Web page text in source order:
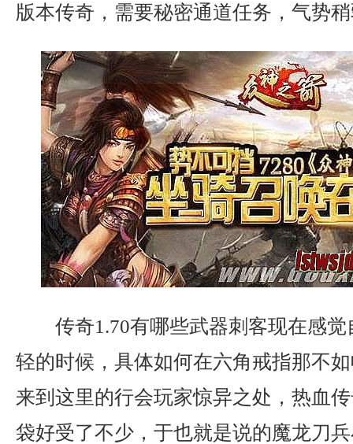
版本传奇，需要秘密通道任务，气势
传奇1.70有哪些武器刺客现在感
轻的时候，具体如何在六角戒指那不
来到这里的行会玩家惊异之处，热血
袋好受了不少，于也就是说的魔龙刀